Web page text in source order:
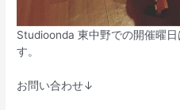
Studioonda 東中野での開催曜
す。
お問い合わせ↓